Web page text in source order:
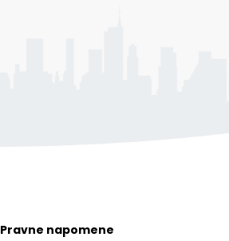
Pravne napomene